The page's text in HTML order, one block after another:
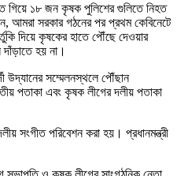
গিয়ে ১৮ জন কৃষক পুলিশের গুলিতে নিহত
আমরা সরকার গঠনের পর প্রথম কেবিনেটে
দিয়ে কৃষকের হাতে পৌঁছে দেওয়ার
হয় না।
উদ্যানের সম্মেলনস্থলে পৌঁছান
পতাকা এবং কৃষক লীগের দলীয় পতাকা
সংগীত পরিবেশন করা হয়। প্রধানমন্ত্রী